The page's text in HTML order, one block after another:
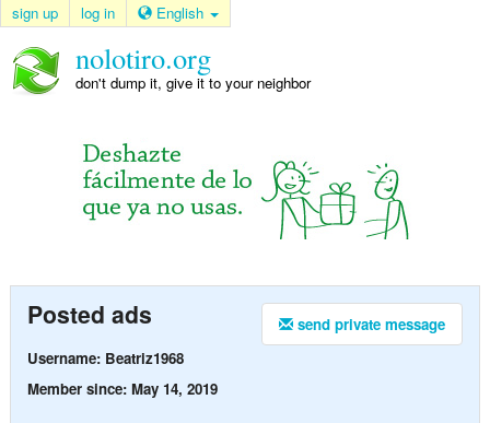
sign up log in English
nolotiro.org
don't dump it, give it to your neighbor
send private message
Posted ads
Username: Beatriz1968
Member since: May 14, 2019